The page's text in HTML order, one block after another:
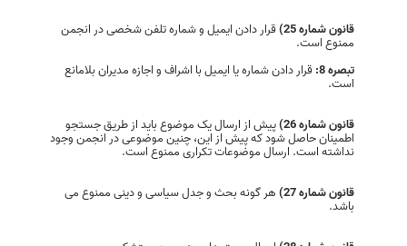
قانون شماره 25) قرار دادن ايميل و ‌شماره تلفن شخصی در انجمن
ممنوع است.
تبصره 8:
قرار دادن شماره یا ایمیل با اشراف و اجازه مدیران بلامانع
است.
قانون شماره 26) پیش از ارسال یک موضوع باید از طریق جستجو
اطمینان حاصل شود که پیش از این، چنین موضوعی در انجمن وجود
نداشته است. ارسال موضوعات تکراری ممنوع است.
قانون شماره 27) هر گونه بحث و جدل سیاسی و دینی ممنوع می
باشد.